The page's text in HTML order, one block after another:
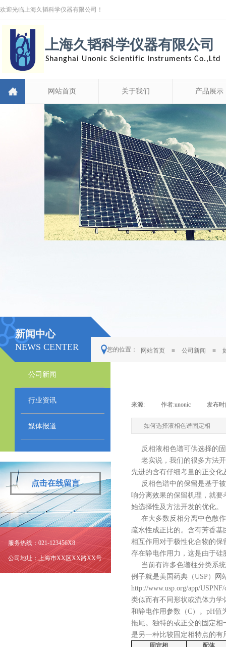
欢迎光临上海久韬科学仪器有限公司！
上海久韬科学仪器有限公司
Shanghai Unonic Scientific Instruments Co.,Ltd
网站首页 关于我们 产品展示
新闻中心
NEWS CENTER 您的位置： 网站首页 ≡ 公司新闻 ≡
公司新闻
行业资讯
媒体报道
来源: 作者:unonic 发布
如何选择液相色谱固定相
反相液相色谱可供选择的
老实说，我们的很多方法
先进的含有仔细考量的正交化
反相色谱中的保留是基于
响分离效果的保留机理，就
始选择性及方法开发的优化。
在大多数反相分离中色散
疏水性成正比的。含有芳香
相互作用对于极性化合物的保
存在静电作用力，这是由于
当前有许多色谱柱分类系
例子就是美国药典（USP ）网
http://www.usp.org/app/
类似而有不同形状或流体力
和静电作用参数（C）。 pH值
拖尾。独特的或正交的固定相
是另一种比较固定相特点的有
固定相
配体
点击在线留言
服务热线：021-123456X8
公司地址：上海市XX区XX路XX号